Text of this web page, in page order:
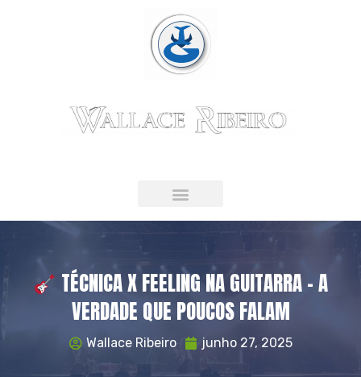
TÉCNICA X FEELING NA GUITARRA – A
VERDADE QUE POUCOS FALAM
Wallace Ribeiro junho 27, 2025